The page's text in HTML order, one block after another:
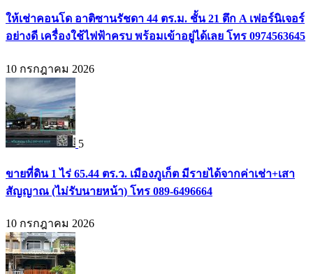
ให้เช่าคอนโด อาติซานรัชดา 44 ตร.ม. ชั้น 21 ตึก A เฟอร์นิเจอร์
อย่างดี เครื่องใช้ไฟฟ้าครบ พร้อมเข้าอยู่ได้เลย โทร 0974563645
10 กรกฎาคม 2026
5
ขายที่ดิน 1 ไร่ 65.44 ตร.ว. เมืองภูเก็ต มีรายได้จากค่าเช่า+เสา
สัญญาณ (ไม่รับนายหน้า) โทร 089-6496664
10 กรกฎาคม 2026